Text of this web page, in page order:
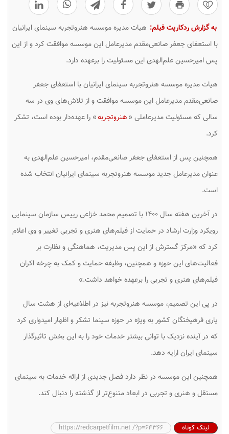
0
به گزارش ردکارپت فیلم: هیات مدیره موسسه هنروتجربه سینمای ایرانیان
با استعفای جعفر صانعی‌مقدم مدیرعامل این موسسه موافقت کرد و از این
پس امیرحسین علم‌الهدی این مسئولیت را برعهده دارد.
هیات مدیره موسسه هنروتجربه سینمای ایرانیان با استعفای جعفر
صانعی‌مقدم مدیرعامل این موسسه موافقت و از تلاش‌های وی در سه
سالی که مسئولیت مدیرعاملی «هنروتجربه» را عهده‌دار بوده است، تشکر
کرد.
همچنین پس از استعفای جعفر صانعی‌مقدم، امیرحسین علم‌الهدی به
عنوان مدیرعامل جدید موسسه هنروتجربه سینمای ایرانیان انتخاب شده
است.
در آخرین هفته سال ۱۴۰۰ با تصمیم محمد خزاعی رییس سازمان سینمایی
رویکرد وزارت ارشاد در حمایت از فیلم‌های هنری و تجربی تغییر و وی اعلام
کرد که «مرکز گسترش از این پس مدیریت، هماهنگی و نظارت بر
فعالیت‌های این حوزه و همچنین، وظیفه حمایت و کمک به چرخه اکران
فیلم‌های هنری و تجربی را برعهده خواهد داشت.»
در پی این تصمیم، موسسه هنروتجربه نیز در اطلاعیه‌ای از هشت سال
یاری فرهیختگان کشور به ویژه در حوزه سینما تشکر و اظهار امیدواری کرد
که در آینده نزدیک با توانی بیشتر خدمات خود را به این بخش تاثیرگذار
سینمای ایران ارایه دهد.
همچنین این موسسه در نظر دارد فصل جدیدی از ارائه خدمات به سینمای
مستقل و هنری و تجربی در ابعاد متنوع‌تر از گذشته را دنبال کند.
لینک کوتاه
https://redcarpetfilm.net /?p=64366